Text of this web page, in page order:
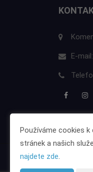
E-mail:
Používáme cookies
stránek a našich
najdete zde.